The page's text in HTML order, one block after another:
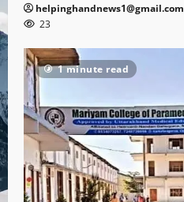
helpinghandnews1@gmail.com
23
1 minute read